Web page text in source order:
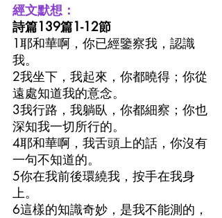
經文默想：
詩篇139篇1-12節
1耶和華啊，你已經鑒察我，認識
我。
2我坐下，我起來，你都曉得；你從
遠處知道我的意念。
3我行路，我躺臥，你都細察；你也
深知我一切所行的。
4耶和華啊，我舌頭上的話，你沒有
一句不知道的。
5你在我前後環繞我，按手在我身
上。
6這樣的知識奇妙，是我不能測的，